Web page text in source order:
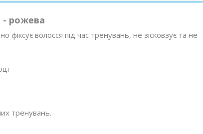
- рожева
фіксує волосся під час тренувань, не зісковзує та не
тренувань.